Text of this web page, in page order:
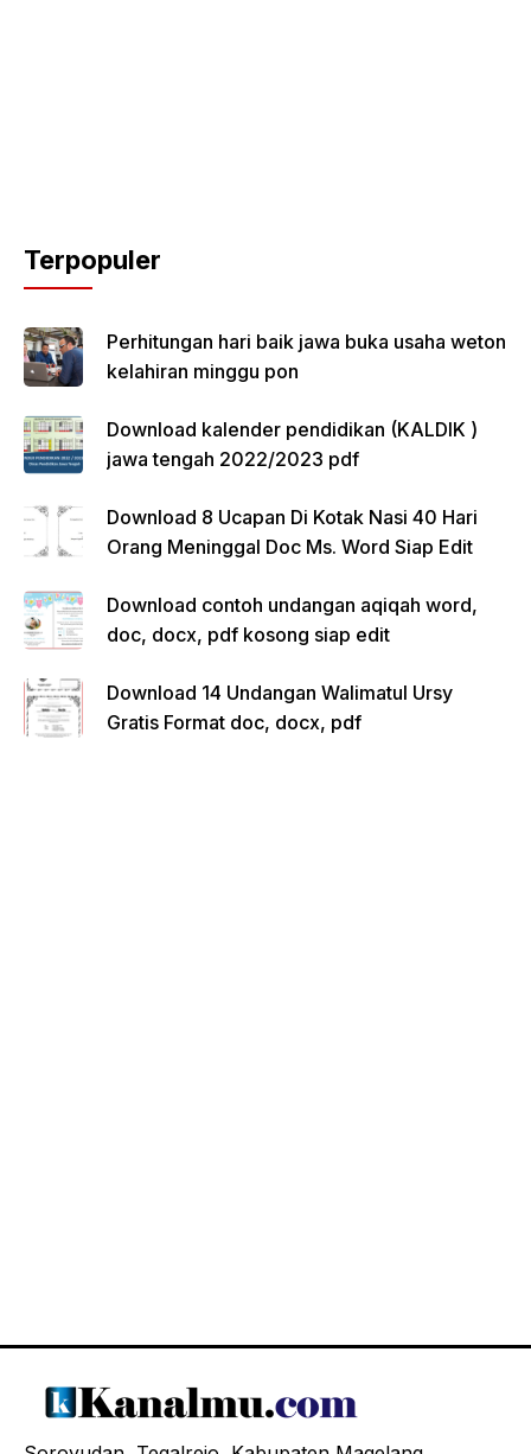
Terpopuler
Perhitungan hari baik jawa buka usaha weton
kelahiran minggu pon
Download kalender pendidikan (KALDIK )
jawa tengah 2022/2023 pdf
Download 8 Ucapan Di Kotak Nasi 40 Hari
Orang Meninggal Doc Ms. Word Siap Edit
Download contoh undangan aqiqah word,
doc, docx, pdf kosong siap edit
Download 14 Undangan Walimatul Ursy
Gratis Format doc, docx, pdf